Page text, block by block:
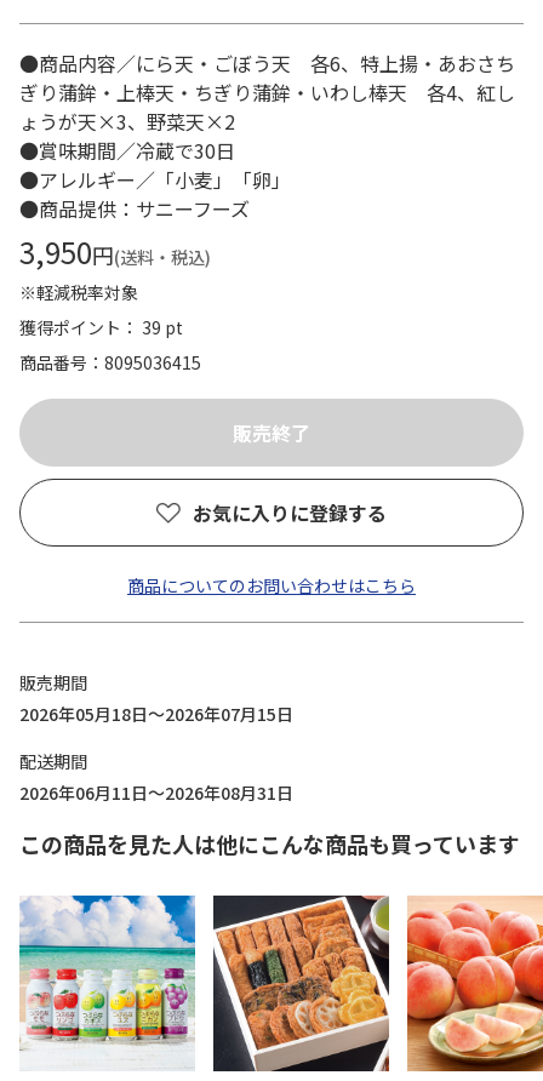
●商品内容／にら天・ごぼう天 各6、特上揚・あおさち
ぎり蒲鉾・上棒天・ちぎり蒲鉾・いわし棒天 各4、紅し
ょうが天×3、野菜天×2
●賞味期間／冷蔵で30日
●アレルギー／「小麦」「卵」
●商品提供：サニーフーズ
3,950円(送料・税込)
※軽減税率対象
獲得ポイント： 39 pt
商品番号
8095036415
お気に入りに登録する
商品についてのお問い合わせはこちら
販売期間
2026年05月18日～2026年07月15日
配送期間
2026年06月11日～2026年08月31日
この商品を見た人は他にこんな商品も買っています